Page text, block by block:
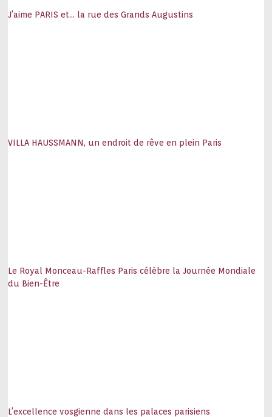
J’aime PARIS et… la rue des Grands Augustins
VILLA HAUSSMANN, un endroit de rêve en plein Paris
Le Royal Monceau-Raffles Paris célèbre la Journée Mondiale
du Bien-Être
L’excellence vosgienne dans les palaces parisiens